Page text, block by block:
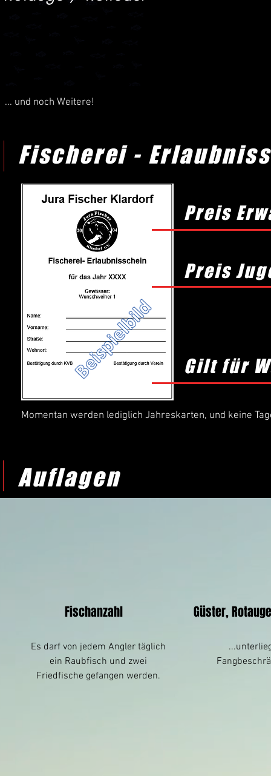
... und noch Weitere!
Fischerei -
Preis
Preis
Gilt für
Momentan werden lediglich Jahreskarten, und keine
Auflagen
Fischanzahl
Es darf von jedem Angler täglich
ein Raubfisch und zwei
Friedfische gefangen werden.
Güster,